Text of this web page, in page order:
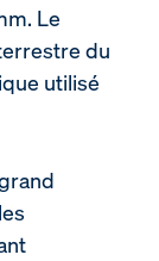
Le
du
utilisé